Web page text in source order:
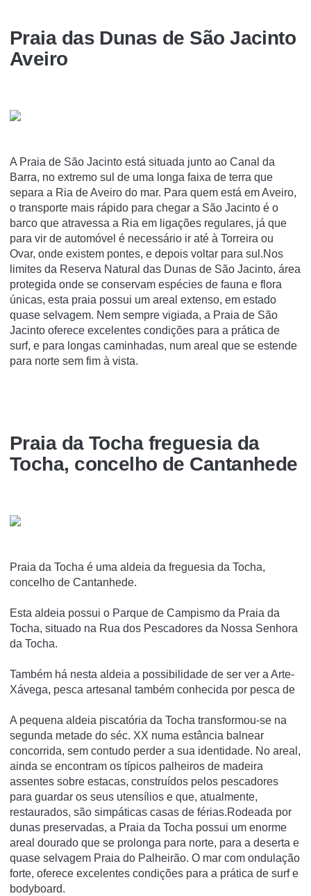
Praia das Dunas de São Jacinto
Aveiro
A Praia de São Jacinto está situada junto ao Canal da
Barra, no extremo sul de uma longa faixa de terra que
separa a Ria de Aveiro do mar. Para quem está em Aveiro,
o transporte mais rápido para chegar a São Jacinto é o
barco que atravessa a Ria em ligações regulares, já que
para vir de automóvel é necessário ir até à Torreira ou
Ovar, onde existem pontes, e depois voltar para sul.Nos
limites da Reserva Natural das Dunas de São Jacinto, área
protegida onde se conservam espécies de fauna e flora
únicas, esta praia possui um areal extenso, em estado
quase selvagem. Nem sempre vigiada, a Praia de São
Jacinto oferece excelentes condições para a prática de
surf, e para longas caminhadas, num areal que se estende
para norte sem fim à vista.
Praia da Tocha freguesia da
Tocha, concelho de Cantanhede
Praia da Tocha é uma aldeia da freguesia da Tocha,
concelho de Cantanhede.
Esta aldeia possui o Parque de Campismo da Praia da
Tocha, situado na Rua dos Pescadores da Nossa Senhora
da Tocha.
Também há nesta aldeia a possibilidade de ser ver a Arte-
Xávega, pesca artesanal também conhecida por pesca de
A pequena aldeia piscatória da Tocha transformou-se na
segunda metade do séc. XX numa estância balnear
concorrida, sem contudo perder a sua identidade. No areal,
ainda se encontram os típicos palheiros de madeira
assentes sobre estacas, construídos pelos pescadores
para guardar os seus utensílios e que, atualmente,
restaurados, são simpáticas casas de férias.Rodeada por
dunas preservadas, a Praia da Tocha possui um enorme
areal dourado que se prolonga para norte, para a deserta e
quase selvagem Praia do Palheirão. O mar com ondulação
forte, oferece excelentes condições para a prática de surf e
bodyboard.